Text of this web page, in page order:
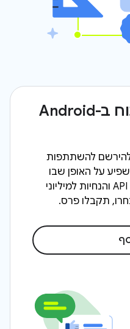
שיפור חוויית הפיתוח ב-Android
להשתתפות
על האופן שבו
אנחנו מפתחים כלים, ממשקי API והנחיות למיליוני
תקבלו פרס.